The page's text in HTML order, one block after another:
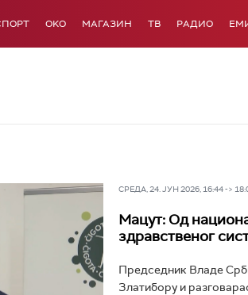
OKO МАГАЗИН ТВ РАДИО
СРЕДА, 24. ЈУН 2026, 16:44 ->
Мацут: Од
здравственог
Председник Владе
Златибору и